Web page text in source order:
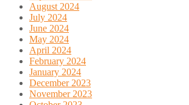
August 2024
July 2024
June 2024
May 2024
April 2024
February 2024
January 2024
December 2023
November 2023